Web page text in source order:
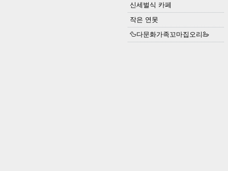
신세벌식 카페
작은 연못
🦆다문화가족꼬마집오리🦢